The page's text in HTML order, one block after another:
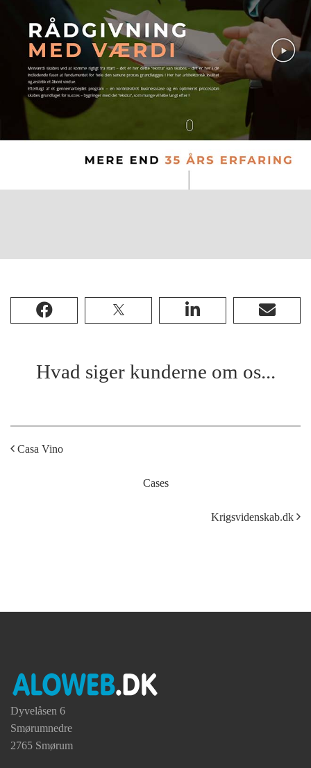
Hvad siger kunderne om os...
Casa Vino
Cases
Krigsvidenskab.dk
Dyvelåsen 6
Smørumnedre
2765 Smørum